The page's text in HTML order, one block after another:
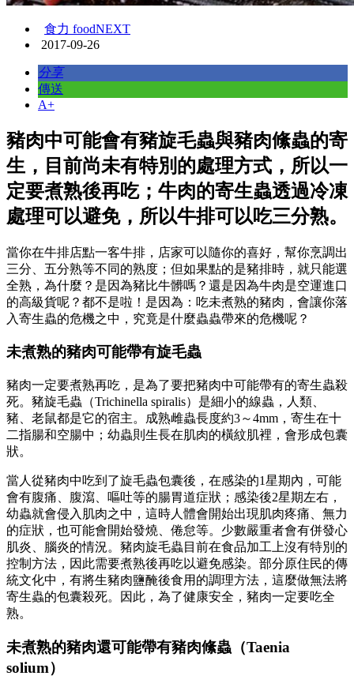
食力 foodNEXT
2017-09-26
分享
傳送
A+
豬肉中可能會有豬旋毛蟲與豬肉絛蟲的寄
生，目前尚未有特別的處理方式，所以一
定要煮熟後再吃；牛肉的寄生蟲透過冷凍
處理可以避免，所以牛排可以吃三分熟。
當你在牛排店點一客牛排，店家可以隨你的喜好，幫你烹調出
三分、五分熟等不同的熟度；但如果點的是豬排時，就只能選
全熟，為什麼？是因為豬比牛髒嗎？還是因為牛肉是空運進口
的高級貨呢？都不是啦！是因為：吃未煮熟的豬肉，會讓你落
入寄生蟲的危機之中，究竟是什麼蟲蟲帶來的危機呢？
未煮熟的豬肉可能帶有旋毛蟲
豬肉一定要煮熟再吃，是為了要把豬肉中可能帶有的寄生蟲殺
死。豬旋毛蟲（Trichinella spiralis）是細小的線蟲，人類、
豬、老鼠都是它的宿主。成熟雌蟲長度約3～4mm，寄生在十
二指腸和空腸中；幼蟲則生長在肌肉的橫紋肌裡，會形成包囊
狀。
當人從豬肉中吃到了旋毛蟲包囊後，在感染的1星期內，可能
會有腹痛、腹瀉、嘔吐等的腸胃道症狀；感染後2星期左右，
幼蟲就會侵入肌肉之中，這時人體會開始出現肌肉疼痛、無力
的症狀，也可能會開始發燒、倦怠等。少數嚴重者會有併發心
肌炎、腦炎的情況。豬肉旋毛蟲目前在食品加工上沒有特別的
控制方法，因此需要煮熟後再吃以避免感染。部分原住民的傳
統文化中，有將生豬肉鹽醃後食用的調理方法，這麼做無法將
寄生蟲的包囊殺死。因此，為了健康安全，豬肉一定要吃全
熟。
未煮熟的豬肉還可能帶有豬肉絛蟲（Taenia
solium）